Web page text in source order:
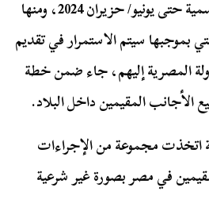
الخاصة بهم بالجهات الرسمية حتى يونيو/ حزيران 2024، ومنها
بموجبها سيتم الاستمرار في تقديم
المصرية إليهم، جاء ضمن خطة
المقيمين داخل البلاد.
اتخذت مجموعة من الإجراءات
في مصر بصورة غير شرعية